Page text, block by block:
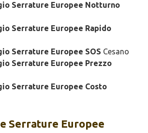
Serrature Europee Notturno
Serrature Europee Rapido
Serrature Europee SOS Cesano
Serrature Europee Prezzo
Serrature Europee Costo
Serrature Europee